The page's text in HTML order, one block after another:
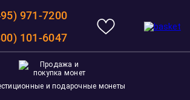
971-7200
101-6047
и подарочные монеты